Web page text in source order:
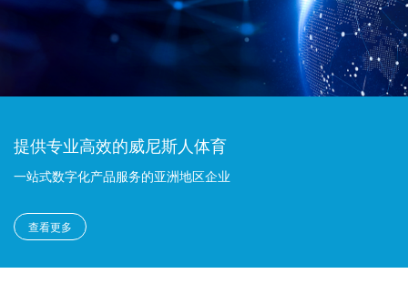
提供专业高效的威尼斯人体育
一站式数字化产品服务的亚洲地区企业
查看更多